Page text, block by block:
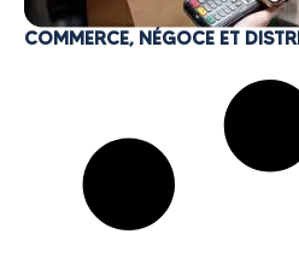
COMMERCE, NÉGOCE ET